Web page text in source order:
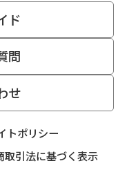
ド
問
せ
トポリシー
取引法に基づく表示